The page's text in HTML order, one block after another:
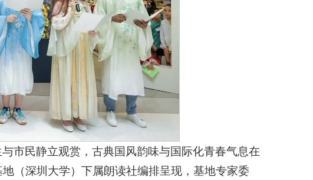
市民静立观赏，古典国风韵味与国际化青春气息在
（深圳大学）下属朗读社编排呈现，基地专家委